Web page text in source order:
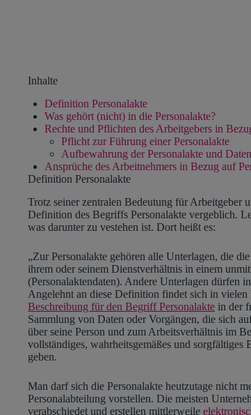
Inhalte
Definition Personalakte
Was gehört (nicht) in die Personalakte?
Rechte und Pflichten des Arbeitgebers in
Pflicht zur Führung einer Personalakte
Aufbewahrung der Personalakte und
Ansprüche des Arbeitnehmers in Bezug auf
Definition Personalakte
Trotz seiner zentralen Bedeutung für Arbeitgeber
Definition des Begriffs Personalakte vergeblich.
was darunter zu vestehen ist. Dort heißt es:
„Zur Personalakte gehören alle Unterlagen, die
ihrem oder seinem Dienstverhältnis in einem
(Personalaktendaten). Andere Unterlagen dürfen
Angelehnt an diese Definition findet sich in vielen
Beschreibung für den Begriff Personalakte in der
Sammlung von Daten oder Vorgängen, die sich
über seine Person und zum Arbeitsverhältnis im
vollständiges, wahrheitsgemäßes und
geben.
Man darf sich die Personalakte heutzutage nicht
Personalabteilung vorstellen. Die meisten
verabschiedet und erstellen mittlerweile